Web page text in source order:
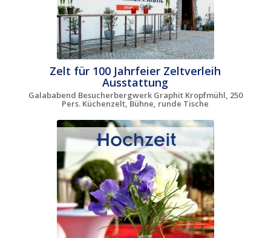
Zelt für 100 Jahrfeier Zeltverleih
Ausstattung
Galababend Besucherbergwerk Graphit Kropfmühl, 250
Pers. Küchenzelt, Bühne, runde Tische